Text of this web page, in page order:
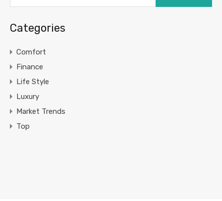
Categories
Comfort
Finance
Life Style
Luxury
Market Trends
Top